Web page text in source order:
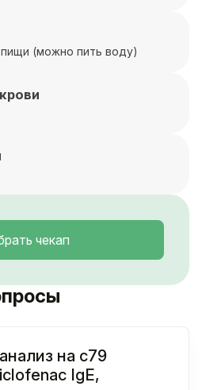
(можно пить воду)
чекап
на c79
IgE,